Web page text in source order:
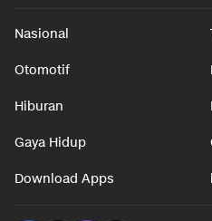
Nasional
Otomotif
Hiburan
Gaya Hidup
Download Apps